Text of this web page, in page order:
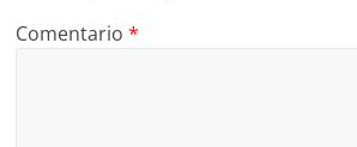
Comentario*